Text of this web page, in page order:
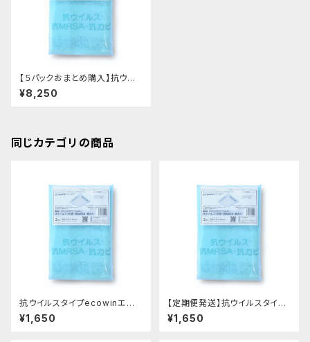
【５パックおまとめ購入】抗ウイ
ルスタイプecowinエアコンフィ
ルター HAC-F66(業務用62c
¥8,250
同じカテゴリの商品
抗ウイルスタイプecowinエア
コンフィルター HAC-F66(業務
用62cmX62cm 2枚入り)
¥1,650
【定期便発送】抗ウイルスタイプ
ecowinエアコンフィルター HA
C-F66(業務用62cmX62cm
¥1,650